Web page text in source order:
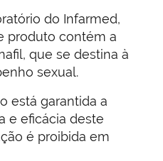
do Infarmed,
produto contém a
que se destina à
sexual.
está garantida a
e eficácia deste
é proibida em